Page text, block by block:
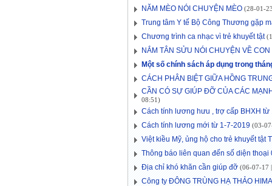
NĂM MÈO NÓI CHUYỆN MÈO (28-01-
Trung tâm Y tế Bộ Công Thương gặp
Chương trình ca nhạc vì trẻ khuyết tật
NẮM TÂN SỬU NÓI CHUYỆN VỀ CON
Một số chính sách áp dụng trong
CÁCH PHÂN BIỆT GIỮA HỒNG
CẦN CÓ SỰ GIÚP ĐỠ CỦA CÁC
08:51)
Cách tính lương hưu , trợ cấp BHXH từ
Cách tính lương mới từ 1-7-2019 (03-
Việt kiều Mỹ, ủng hộ cho trẻ khuyết tật
Thông báo liên quan đến số diện thoại
Địa chỉ khó khăn cần giúp đỡ (06-07-17
Công ty ĐÔNG TRÙNG HẠ THẢO